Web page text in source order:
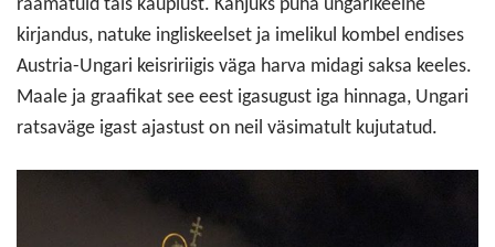
raamatuid täis kauplust. Kahjuks puha ungarikeelne
kirjandus, natuke ingliskeelset ja imelikul kombel endises
Austria-Ungari keisririigis väga harva midagi saksa keeles.
Maale ja graafikat see eest igasugust iga hinnaga, Ungari
ratsaväge igast ajastust on neil väsimatult kujutatud.